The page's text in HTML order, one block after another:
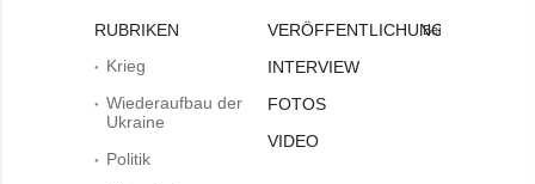
RUBRIKEN
Krieg
Wiederaufbau der
Ukraine
Politik
VERÖFFENTLICHUNGEN
INTERVIEW
FOTOS
VIDEO
Bei